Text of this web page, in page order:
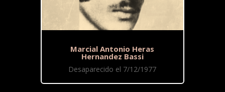
Marcial Antonio Heras
Hernandez Bassi
Desaparecido el 7/12/1977